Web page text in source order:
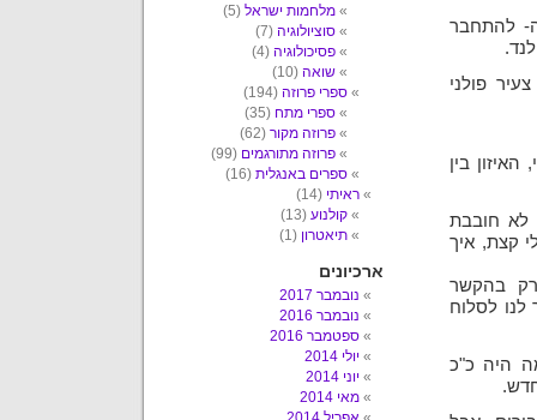
להתחבר
פולני
בין
לא חובבת
קצת, איך
בהקשר
לסלוח
היה כ"כ
מלחמות ישראל (5)
סוציולוגיה (7)
פסיכולוגיה (4)
שואה (10)
ספרי פרוזה (194)
ספרי מתח (35)
פרוזה מקור (62)
פרוזה מתורגמים (99)
ספרים באנגלית (16)
ראיתי (14)
קולנוע (13)
תיאטרון (1)
ארכיונים
נובמבר 2017
נובמבר 2016
ספטמבר 2016
יולי 2014
יוני 2014
מאי 2014